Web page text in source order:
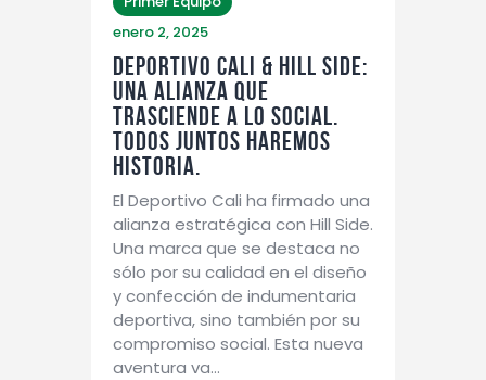
enero 2, 2025
DEPORTIVO CALI & HILL SIDE:
UNA ALIANZA QUE
TRASCIENDE A LO SOCIAL.
TODOS JUNTOS HAREMOS
HISTORIA.
El Deportivo Cali ha firmado una
alianza estratégica con Hill Side.
Una marca que se destaca no
sólo por su calidad en el diseño
y confección de indumentaria
deportiva, sino también por su
compromiso social. Esta nueva
aventura va…